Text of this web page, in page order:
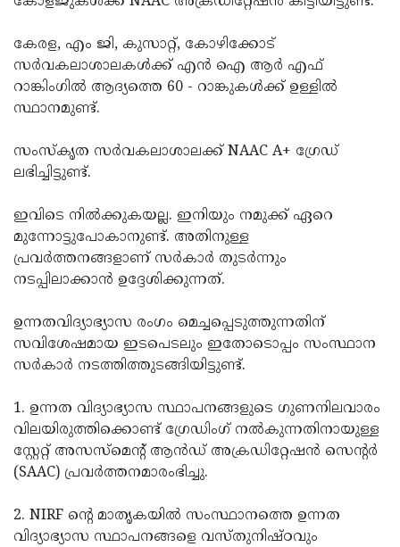
കേരള, എം ജി, കുസാറ്റ്, കോഴിക്കോട്
സര്‍വകലാശാലകള്‍ക്ക് എന്‍ ഐ ആര്‍ എഫ്
റാങ്കിംഗില്‍ ആദ്യത്തെ 60 - റാങ്കുകള്‍ക്ക് ഉള്ളില്‍
സ്ഥാനമുണ്ട്.
സംസ്‌കൃത സര്‍വകലാശാലക്ക് NAAC A+ ഗ്രേഡ്
ലഭിച്ചിട്ടുണ്ട്.
ഇവിടെ നില്‍ക്കുകയല്ല. ഇനിയും നമുക്ക് ഏറെ
മുന്നോട്ടുപോകാനുണ്ട്. അതിനുള്ള
പ്രവര്‍ത്തനങ്ങളാണ് സര്‍കാര്‍ തുടര്‍ന്നും
നടപ്പിലാക്കാന്‍ ഉദ്ദേശിക്കുന്നത്.
ഉന്നതവിദ്യാഭ്യാസ രംഗം മെച്ചപ്പെടുത്തുന്നതിന്
സവിശേഷമായ ഇടപെടലും ഇതോടൊപ്പം സംസ്ഥാന
സര്‍കാര്‍ നടത്തിത്തുടങ്ങിയിട്ടുണ്ട്.
1. ഉന്നത വിദ്യാഭ്യാസ സ്ഥാപനങ്ങളുടെ ഗുണനിലവാരം
വിലയിരുത്തിക്കൊണ്ട് ഗ്രേഡിംഗ് നല്‍കുന്നതിനായുള്ള
സ്റ്റേറ്റ് അസസ്‌മെന്റ് ആന്‍ഡ് അക്രഡിറ്റേഷന്‍ സെന്റര്‍
(SAAC) പ്രവര്‍ത്തനമാരംഭിച്ചു.
2. NIRF ന്റെ മാതൃകയില്‍ സംസ്ഥാനത്തെ ഉന്നത
വിദ്യാഭ്യാസ സ്ഥാപനങ്ങളെ വസ്തുനിഷ്ഠവും